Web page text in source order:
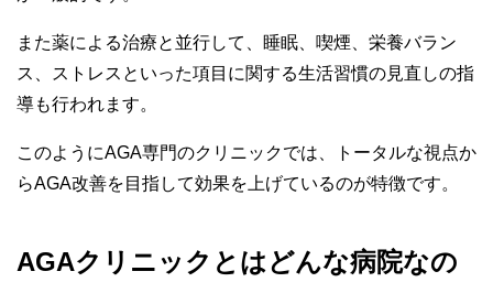
また薬による治療と並行して、睡眠、喫煙、栄養バラン
ス、ストレスといった項目に関する生活習慣の見直しの指
導も行われます。
このようにAGA専門のクリニックでは、トータルな視点か
らAGA改善を目指して効果を上げているのが特徴です。
AGAクリニックとはどんな病院なの